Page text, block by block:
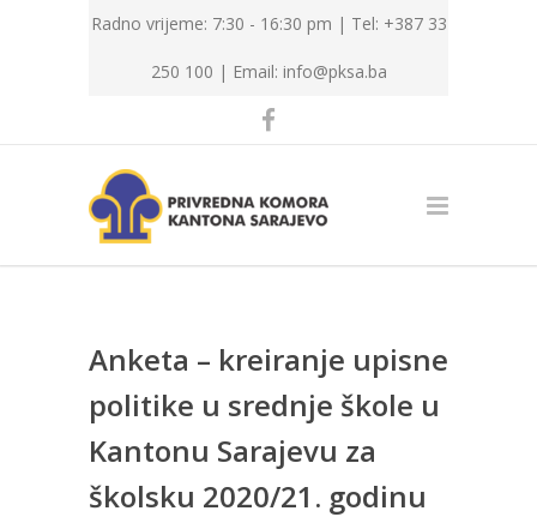
Radno vrijeme: 7:30 - 16:30 pm | Tel: +387 33
250 100 | Email: info@pksa.ba
Anketa – kreiranje upisne
politike u srednje škole u
Kantonu Sarajevu za
školsku 2020/21. godinu